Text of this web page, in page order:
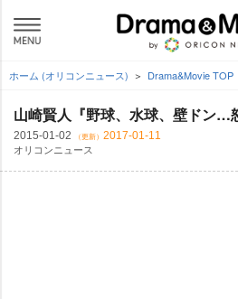
ホーム (オリコンニュース) Drama&Movie TOP
山崎賢人『野球、水球、壁ドン…
2015-01-02 （更新） 2017-01-11
オリコンニュース